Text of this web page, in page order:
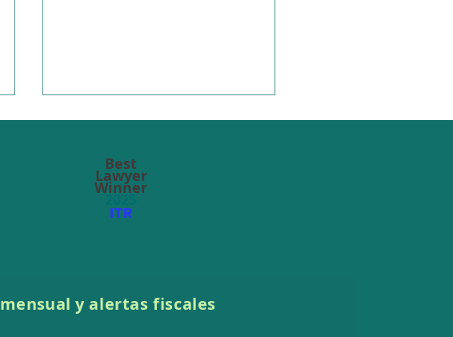
mensualy alertas fiscales
Best
Lawyer
Winner
ITR